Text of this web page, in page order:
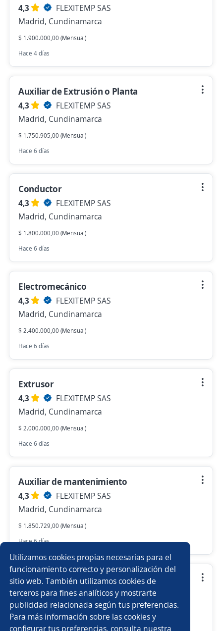
Utilizamos cookies propias necesarias para el
funcionamiento correcto y personalización del
sitio web. También utilizamos cookies de
terceros para fines analíticos y mostrarte
publicidad relacionada según tus preferencias.
Para más información sobre las cookies y
configurar tus preferencias, consulta nuestra
4,3
FLEXITEMP SAS
Madrid, Cundinamarca
$ 1.900.000,00 (Mensual)
Hace 4 días
Auxiliar de Extrusión o Planta
4,3
FLEXITEMP SAS
Madrid, Cundinamarca
$ 1.750.905,00 (Mensual)
Hace 6 días
Conductor
4,3
FLEXITEMP SAS
Madrid, Cundinamarca
$ 1.800.000,00 (Mensual)
Hace 6 días
Electromecánico
4,3
FLEXITEMP SAS
Madrid, Cundinamarca
$ 2.400.000,00 (Mensual)
Hace 6 días
Extrusor
4,3
FLEXITEMP SAS
Madrid, Cundinamarca
$ 2.000.000,00 (Mensual)
Hace 6 días
Auxiliar de mantenimiento
4,3
FLEXITEMP SAS
Madrid, Cundinamarca
$ 1.850.729,00 (Mensual)
Hace 6 días
Kam Junior
4,3
FLEXITEMP SAS
Madrid, Cundinamarca